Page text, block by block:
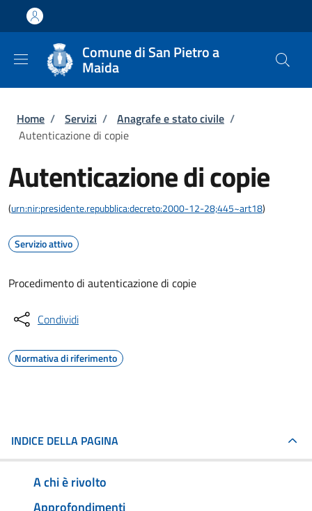
Salta al contenuto principale
Skip to footer content
Comune di San Pietro a
Maida
Briciole di pane
Home / Servizi / Anagrafe e stato civile /
Autenticazione di copie
Autenticazione di copie
(urn:nir:presidente.repubblica:decreto:2000-12-28;445~art18)
Servizio attivo
Procedimento di autenticazione di copie
Condividi
Normativa di riferimento
INDICE DELLA PAGINA
A chi è rivolto
Approfondimenti